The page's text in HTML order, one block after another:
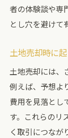
者の体験談や専
とし穴を避けて
土地売却時に
土地売却には、
例えば、予想よ
費用を見落とし
す。これらのリ
く取引につなが